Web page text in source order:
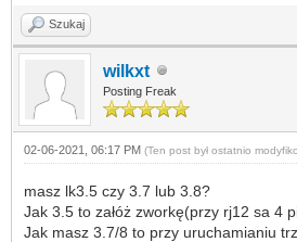
Szukaj
wilkxt
Posting Freak
02-06-2021, 06:17 PM (Ten post był ostatnio
masz lk3.5 czy 3.7 lub 3.8?
Jak 3.5 to załóż zworkę(przy rj12 sa 4
Jak masz 3.7/8 to przy uruchamianiu